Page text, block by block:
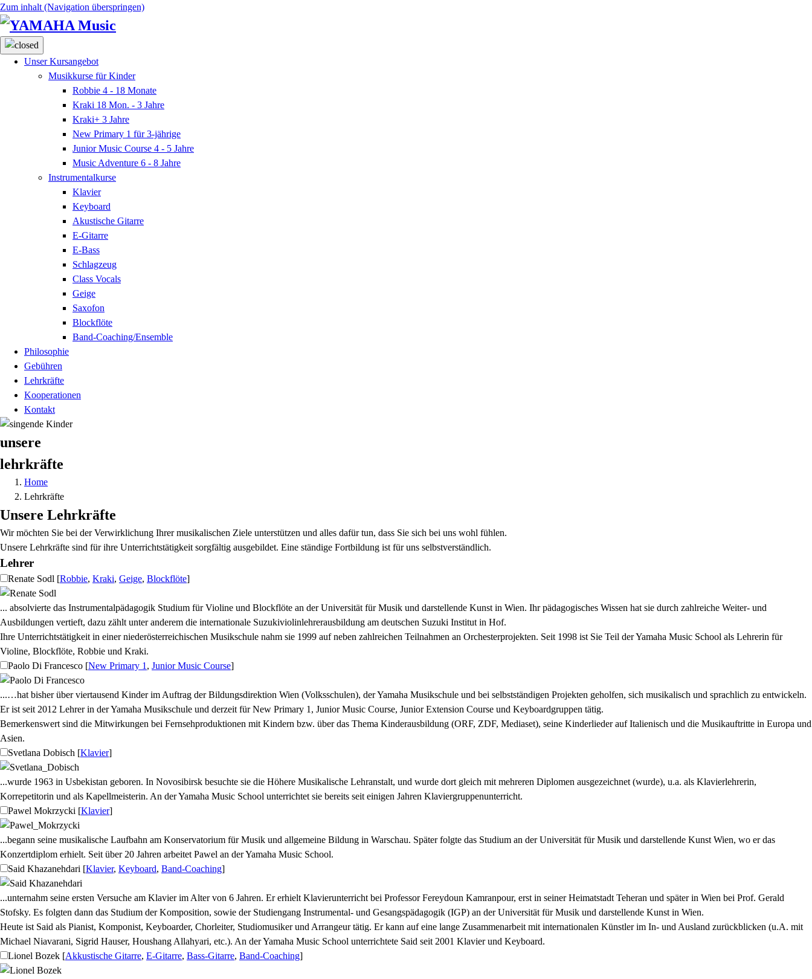
Zum inhalt (Navigation überspringen)
Unser Kursangebot
Musikkurse für Kinder
Robbie 4 - 18 Monate
Kraki 18 Mon. - 3 Jahre
Kraki+ 3 Jahre
New Primary 1 für 3-jährige
Junior Music Course 4 - 5 Jahre
Music Adventure 6 - 8 Jahre
Instrumentalkurse
Klavier
Keyboard
Akustische Gitarre
E-Gitarre
E-Bass
Schlagzeug
Class Vocals
Geige
Saxofon
Blockflöte
Band-Coaching/Ensemble
Philosophie
Gebühren
Lehrkräfte
Kooperationen
Kontakt
unsere
lehrkräfte
Home
Lehrkräfte
Unsere Lehrkräfte
Wir möchten Sie bei der Verwirklichung Ihrer musikalischen Ziele unterstützen und alles dafür tun, dass Sie sich bei uns wohl fühlen.
Unsere Lehrkräfte sind für ihre Unterrichtstätigkeit sorgfältig ausgebildet. Eine ständige Fortbildung ist für uns selbstverständlich.
Lehrer
Renate Sodl [Robbie, Kraki, Geige, Blockflöte]
... absolvierte das Instrumentalpädagogik Studium für Violine und Blockflöte an der Universität für Musik und darstellende Kunst in Wien. Ihr pädagogisches Wissen hat sie durch zahlreiche Weiter- und
Ausbildungen vertieft, dazu zählt unter anderem die internationale Suzukiviolinlehrerausbildung am deutschen Suzuki Institut in Hof.
Ihre Unterrichtstätigkeit in einer niederösterreichischen Musikschule nahm sie 1999 auf neben zahlreichen Teilnahmen an Orchesterprojekten. Seit 1998 ist Sie Teil der Yamaha Music School als Lehrerin für
Violine, Blockflöte, Robbie und Kraki.
Paolo Di Francesco [New Primary 1 , Junior Music Course]
...…hat bisher über viertausend Kinder im Auftrag der Bildungsdirektion Wien (Volksschulen), der Yamaha Musikschule und bei selbstständigen Projekten geholfen, sich musikalisch und sprachlich zu entwickeln.
Er ist seit 2012 Lehrer in der Yamaha Musikschule und derzeit für New Primary 1, Junior Music Course, Junior Extension Course und Keyboardgruppen tätig.
Bemerkenswert sind die Mitwirkungen bei Fernsehproduktionen mit Kindern bzw. über das Thema Kinderausbildung (ORF, ZDF, Mediaset), seine Kinderlieder auf Italienisch und die Musikauftritte in Europa und
Asien.
Svetlana Dobisch [Klavier]
...wurde 1963 in Usbekistan geboren. In Novosibirsk besuchte sie die Höhere Musikalische Lehranstalt, und wurde dort gleich mit mehreren Diplomen ausgezeichnet (wurde), u.a. als Klavierlehrerin,
Korrepetitorin und als Kapellmeisterin. An der Yamaha Music School unterrichtet sie bereits seit einigen Jahren Klaviergruppenunterricht.
Pawel Mokrzycki [Klavier]
...begann seine musikalische Laufbahn am Konservatorium für Musik und allgemeine Bildung in Warschau. Später folgte das Studium an der Universität für Musik und darstellende Kunst Wien, wo er das
Konzertdiplom erhielt. Seit über 20 Jahren arbeitet Pawel an der Yamaha Music School.
Said Khazanehdari [Klavier, Keyboard, Band-Coaching]
...unternahm seine ersten Versuche am Klavier im Alter von 6 Jahren. Er erhielt Klavierunterricht bei Professor Fereydoun Kamranpour, erst in seiner Heimatstadt Teheran und später in Wien bei Prof. Gerald
Stofsky. Es folgten dann das Studium der Komposition, sowie der Studiengang Instrumental- und Gesangspädagogik (IGP) an der Universität für Musik und darstellende Kunst in Wien.
Heute ist Said als Pianist, Komponist, Keyboarder, Chorleiter, Studiomusiker und Arrangeur tätig. Er kann auf eine lange Zusammenarbeit mit internationalen Künstler im In- und Ausland zurückblicken (u.A. mit
Michael Niavarani, Sigrid Hauser, Houshang Allahyari, etc.). An der Yamaha Music School unterrichtete Said seit 2001 Klavier und Keyboard.
Lionel Bozek [Akkustische Gitarre, E-Gitarre, Bass-Gitarre, Band-Coaching]